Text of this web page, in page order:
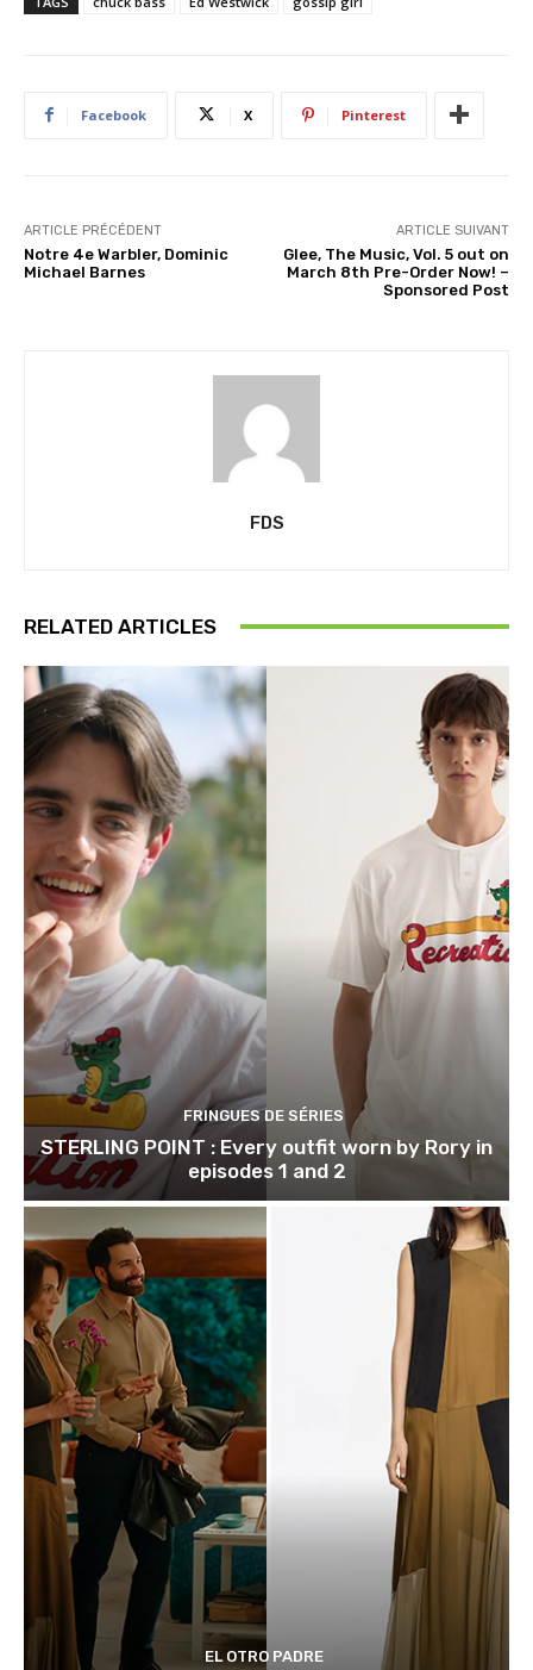
g
n
Facebook X Pinterest
ARTICLE PRÉCÉDENT
Notre 4e Warbler, Dominic
Michael Barnes
ARTICLE SUIVANT
Glee, The Music, Vol. 5 out on
March 8th Pre-Order Now! –
Sponsored Post
FDS
RELATED ARTICLES
FRINGUES DE SÉRIES
STERLING POINT : Every outfit worn by Rory in
episodes 1 and 2
EL OTRO PADRE